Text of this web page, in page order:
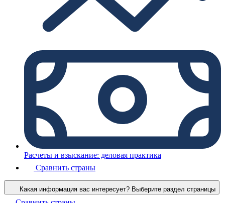
Расчеты и взыскание: деловая практика
Сравнить страны
Какая информация вас интересует? Выберите раздел страницы